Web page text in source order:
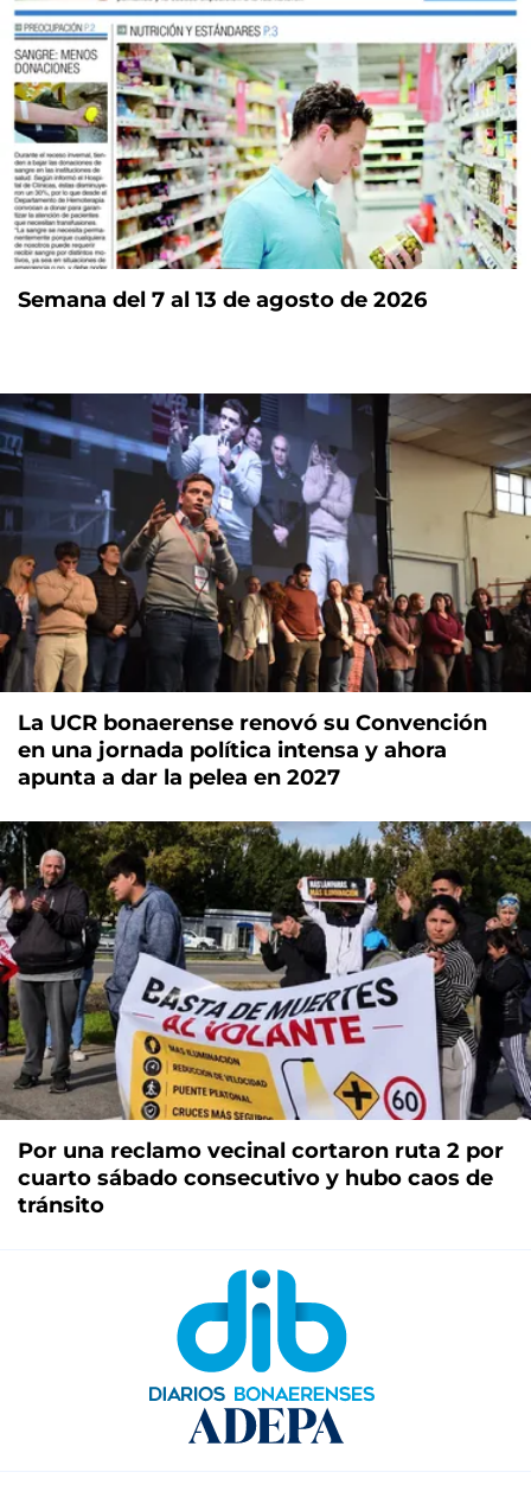
Semana del 7 al 13 de agosto de 2026
La UCR bonaerense renovó su Convención
en una jornada política intensa y ahora
apunta a dar la pelea en 2027
Por una reclamo vecinal cortaron ruta 2 por
cuarto sábado consecutivo y hubo caos de
tránsito